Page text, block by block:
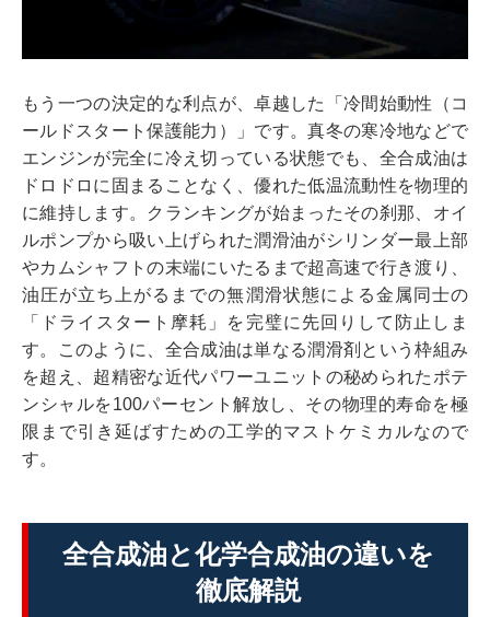
もう一つの決定的な利点が、卓越した「冷間始動性（コ
ールドスタート保護能力）」です。真冬の寒冷地などで
エンジンが完全に冷え切っている状態でも、全合成油は
ドロドロに固まることなく、優れた低温流動性を物理的
に維持します。クランキングが始まったその刹那、オイ
ルポンプから吸い上げられた潤滑油がシリンダー最上部
やカムシャフトの末端にいたるまで超高速で行き渡り、
油圧が立ち上がるまでの無潤滑状態による金属同士の
「ドライスタート摩耗」を完璧に先回りして防止しま
す。このように、全合成油は単なる潤滑剤という枠組み
を超え、超精密な近代パワーユニットの秘められたポテ
ンシャルを100パーセント解放し、その物理的寿命を極
限まで引き延ばすための工学的マストケミカルなので
す。
全合成油と化学合成油の違いを
徹底解説